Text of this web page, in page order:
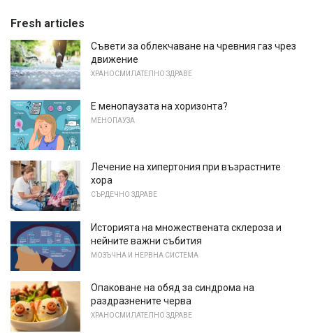
Fresh articles
Съвети за облекчаване на чревния газ чрез
движение
ХРАНОСМИЛАТЕЛНО ЗДРАВЕ
Е менопаузата на хоризонта?
МЕНОПАУЗА
Лечение на хипертония при възрастните
хора
СЪРДЕЧНО ЗДРАВЕ
Историята на множествената склероза и
нейните важни събития
МОЗЪЧНА И НЕРВНА СИСТЕМА
Опаковане на обяд за синдрома на
раздразнените черва
ХРАНОСМИЛАТЕЛНО ЗДРАВЕ